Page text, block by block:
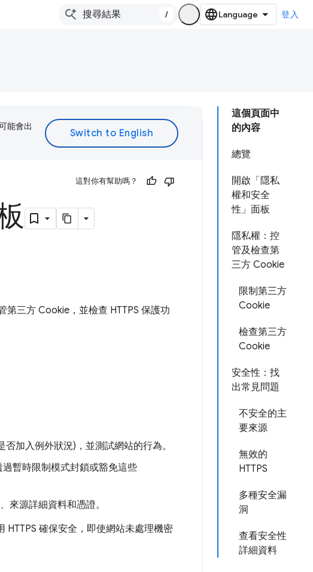
/ 登入
這個頁面中
的內容
總覽
開啟「隱私
權和安全
性」面板
隱私權：控
管及檢查第
三方 Cookie
限制第三方
Cookie
檢查第三方
Cookie
安全性：找
出常見問題
不安全的主
要來源
無效的
HTTPS
多種安全漏
洞
查看安全性
詳細資料
能會出
這對你有幫助嗎？
第三方 Cookie，並檢查 HTTPS 保護功
加入例外狀況)，並測試網站的行為。
暫時限制模式封鎖或豁免這些
來源詳細資料和憑證。
HTTPS 確保安全，即使網站未處理機密